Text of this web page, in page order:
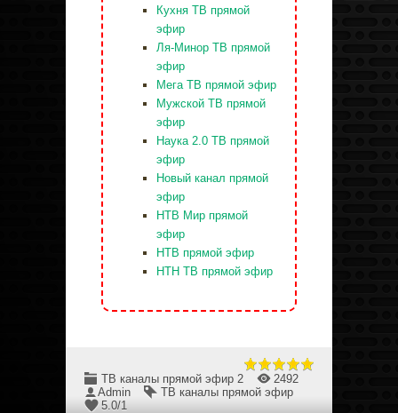
Кухня ТВ прямой
эфир
Ля-Минор ТВ прямой
эфир
Мега ТВ прямой эфир
Мужской ТВ прямой
эфир
Наука 2.0 ТВ прямой
эфир
Новый канал прямой
эфир
НТВ Мир прямой
эфир
НТВ прямой эфир
НТН ТВ прямой эфир
ТВ каналы прямой эфир 2
2492
Admin
ТВ каналы прямой эфир
5.0/1